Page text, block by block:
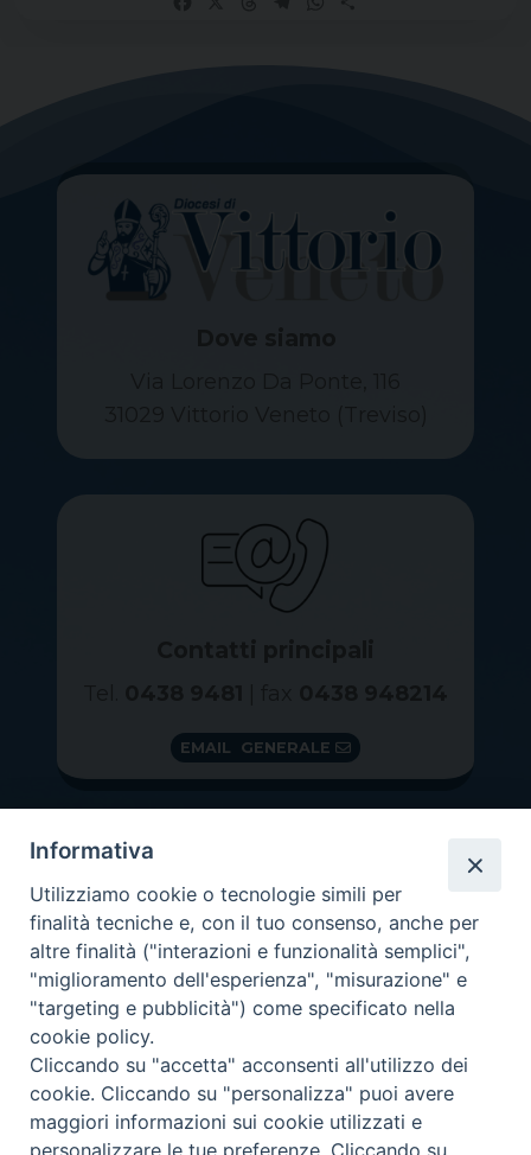
EMAIL GENERALE
GRAZIE PER IL TUO AIUTO
Insieme per la Diocesi
Informativa
Utilizziamo cookie o tecnologie simili per
finalità tecniche e, con il tuo consenso, anche per
altre finalità ("interazioni e funzionalità semplici",
"miglioramento dell'esperienza", "misurazione" e
"targeting e pubblicità") come specificato nella
cookie policy.
Cliccando su "accetta" acconsenti all'utilizzo dei
cookie. Cliccando su "personalizza" puoi avere
maggiori informazioni sui cookie utilizzati e